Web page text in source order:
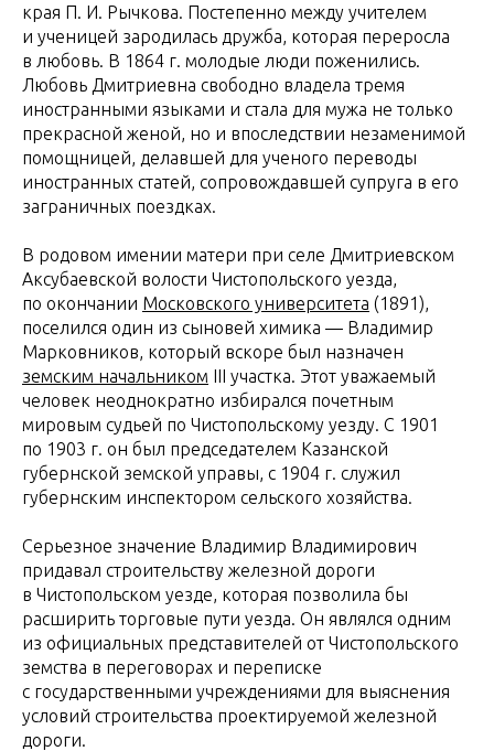
края П. И. Рычкова. Постепенно между учителем
и ученицей зародилась дружба, которая переросла
в любовь. В 1864 г. молодые люди поженились.
Любовь Дмитриевна свободно владела тремя
иностранными языками и стала для мужа не только
прекрасной женой, но и впоследствии незаменимой
помощницей, делавшей для ученого переводы
иностранных статей, сопровождавшей супруга в его
заграничных поездках.
В родовом имении матери при селе Дмитриевском
Аксубаевской волости Чистопольского уезда,
по окончании Московского университета (1891),
поселился один из сыновей химика — Владимир
Марковников, который вскоре был назначен
земским начальником III участка. Этот уважаемый
человек неоднократно избирался почетным
мировым судьей по Чистопольскому уезду. С 1901
по 1903 г. он был председателем Казанской
губернской земской управы, с 1904 г. служил
губернским инспектором сельского хозяйства.
Серьезное значение Владимир Владимирович
придавал строительству железной дороги
в Чистопольском уезде, которая позволила бы
расширить торговые пути уезда. Он являлся одним
из официальных представителей от Чистопольского
земства в переговорах и переписке
с государственными учреждениями для выяснения
условий строительства проектируемой железной
дороги.